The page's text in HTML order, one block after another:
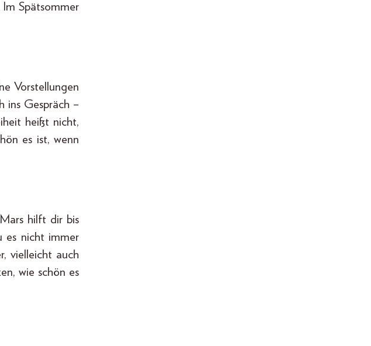
Spätsommer
Vorstellungen
ins Gespräch –
heißt nicht,
es ist, wenn
hilft dir bis
es nicht immer
vielleicht auch
wie schön es